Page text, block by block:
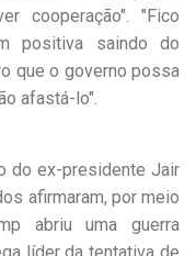
cooperação". "Fico
positiva saindo do
que o governo possa
afastá-lo".
do ex-presidente Jair
afirmaram, por meio
abriu uma guerra
líder da tentativa de